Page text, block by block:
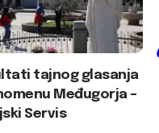
tajnog glasanja
Međugorja –
Servis